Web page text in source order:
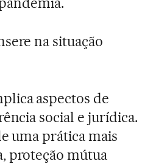
na situação
aspectos de
social e jurídica.
uma prática mais
proteção mútua